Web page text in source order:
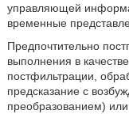
управляющей
временные
Предпочтительно
выполнения в
постфильтрации,
предсказание с
преобразованием)